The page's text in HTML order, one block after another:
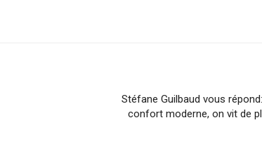
Stéfane Guilbaud vous
confort moderne, on vit de